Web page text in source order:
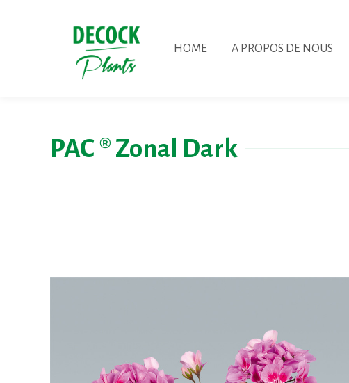
HOME A PROPOS DE NOUS
PAC ® Zonal Dark